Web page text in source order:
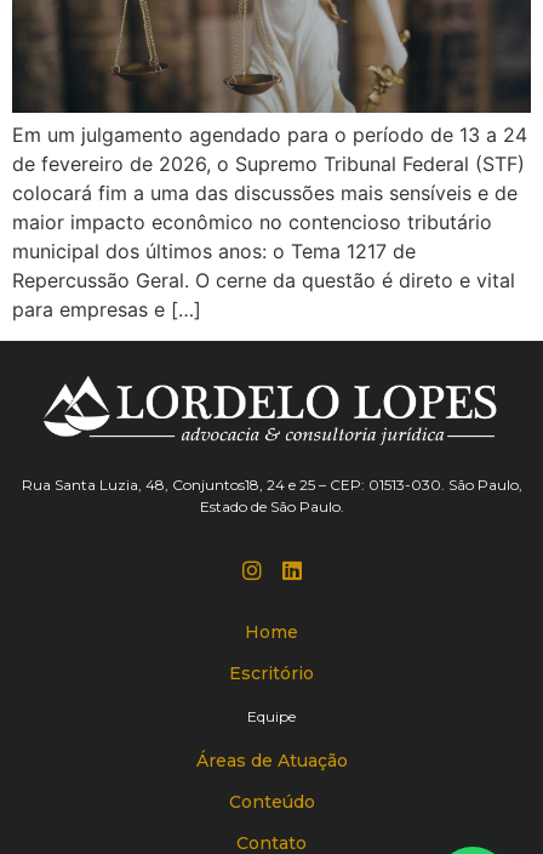
Em um julgamento agendado para o período de 13 a 24
de fevereiro de 2026, o Supremo Tribunal Federal (STF)
colocará fim a uma das discussões mais sensíveis e de
maior impacto econômico no contencioso tributário
municipal dos últimos anos: o Tema 1217 de
Repercussão Geral. O cerne da questão é direto e vital
para empresas e […]
Rua Santa Luzia, 48, Conjuntos18, 24 e 25 – CEP: 01513-030. São Paulo,
Estado de São Paulo.
Home
Escritório
Equipe
Áreas de Atuação
Conteúdo
Contato